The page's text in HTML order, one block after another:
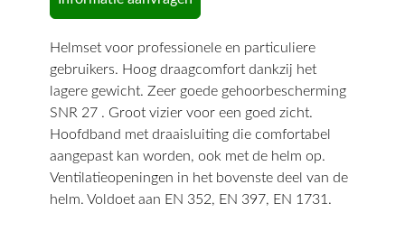
Helmset voor professionele en particuliere
gebruikers. Hoog draagcomfort dankzij het
lagere gewicht. Zeer goede gehoorbescherming
SNR 27 . Groot vizier voor een goed zicht.
Hoofdband met draaisluiting die comfortabel
aangepast kan worden, ook met de helm op.
Ventilatieopeningen in het bovenste deel van de
helm. Voldoet aan EN 352, EN 397, EN 1731.